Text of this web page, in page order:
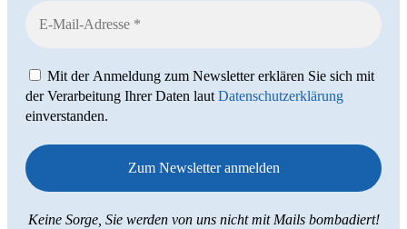
Mit der Anmeldung zum Newsletter erklären Sie sich mit
der Verarbeitung Ihrer Daten laut Datenschutzerklärung
einverstanden.
Keine Sorge, Sie werden von uns nicht mit Mails bombadiert!